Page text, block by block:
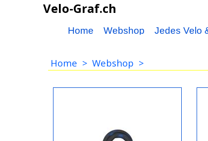
Velo-Graf.ch
Home Webshop Jedes Velo
Home > Webshop >